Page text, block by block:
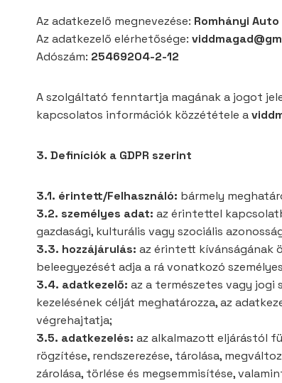
Az adatkezelő megnevezése: Romhányi
Az adatkezelő elérhetősége:
Adószám: 25469204-2-12
A szolgáltató fenntartja magának a jogot
kapcsolatos információk közzététele a
3. Definíciók a GDPR szerint
3.1. érintett/Felhasználó: bármely
3.2. személyes adat: az érintettel
gazdasági, kulturális vagy szociális
3.3. hozzájárulás: az érintett kívánságának
beleegyezését adja a rá vonatkozó
3.4. adatkezelő: az a természetes vagy jogi
kezelésének célját meghatározza, az
végrehajtatja;
3.5. adatkezelés: az alkalmazott eljárástól
rögzítése, rendszerezése, tárolása,
zárolása, törlése és megsemmisítése,